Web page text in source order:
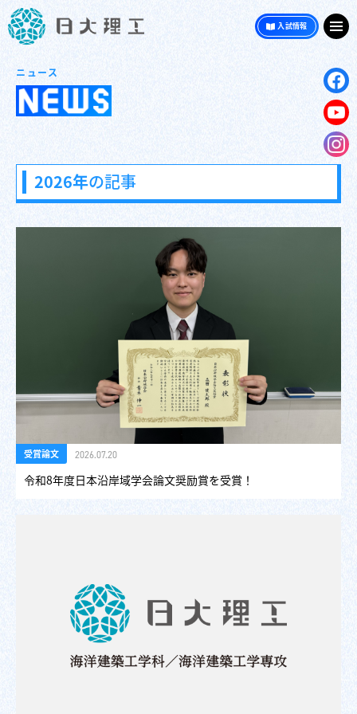
入試情報
ニュース
2026年の記事
受賞論文 2026.07.20
令和8年度日本沿岸域学会論文奨励賞を受賞！